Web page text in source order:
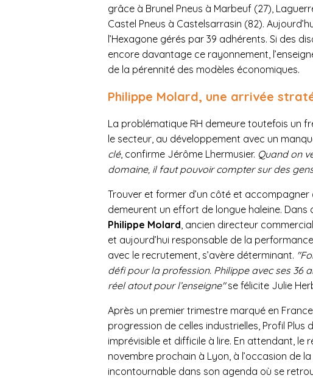
grâce à Brunel Pneus à Marbeuf (27),
Castel Pneus à Castelsarrasin (82).
l’Hexagone gérés par 39 adhérents. Si des
encore davantage ce rayonnement,
de la pérennité des modèles économiques.
Philippe Molard, une arrivée
La problématique RH demeure toutefois un
le secteur, au développement avec un
clé, confirme Jérôme Lhermusier. Quand on
domaine, il faut pouvoir compter sur des
Trouver et former d’un côté et accompagner
demeurent un effort de longue haleine.
Philippe Molard , ancien directeur
et aujourd’hui responsable de la
avec le recrutement, s’avère déterminant.
défi pour la profession. Philippe avec ses 36
réel atout pour l’enseigne"se félicite Julie
Après un premier trimestre marqué en
progression de celles industrielles, Profil
imprévisible et difficile à lire. En attendant, le
novembre prochain à Lyon, à l’occasion de
incontournable dans son agenda où se